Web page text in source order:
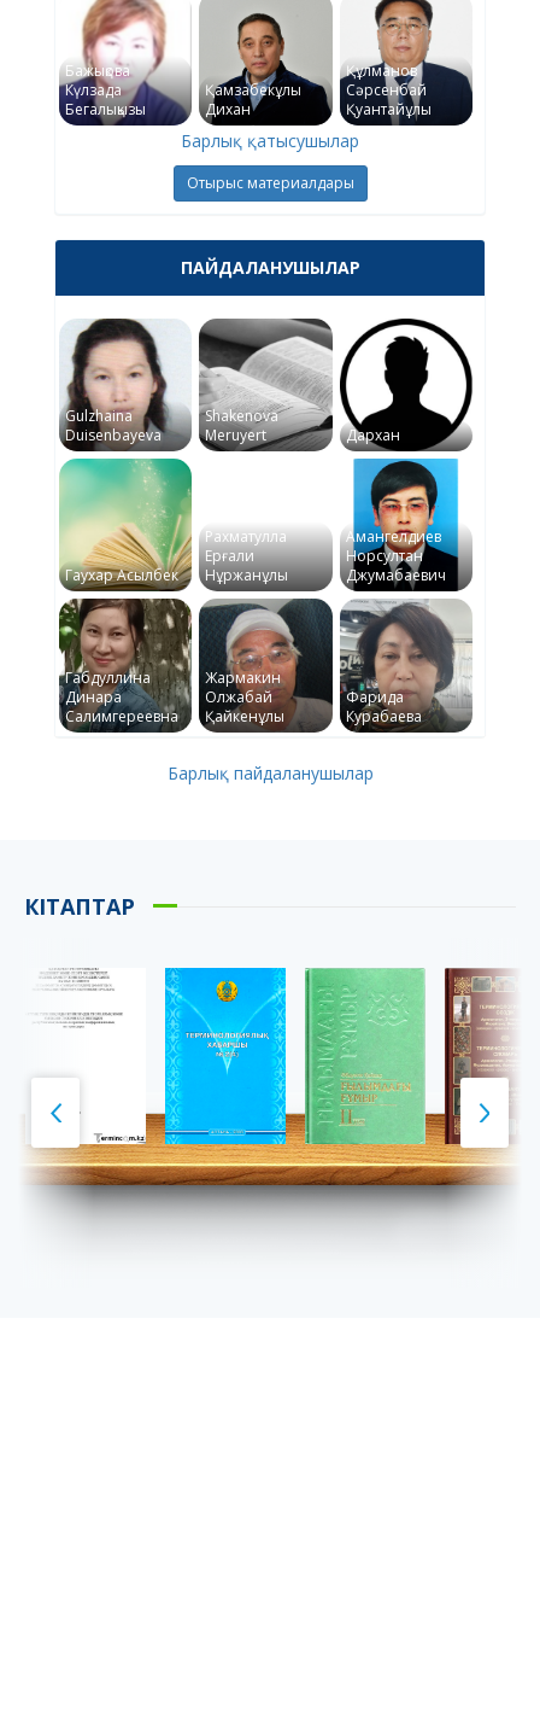
Бажықова
Күлзада
Бегалықызы
Қамзабекұлы
Дихан
Құлманов
Сәрсенбай
Қуантайұлы
Барлық қатысушылар
Отырыс материалдары
ПАЙДАЛАНУШЫЛАР
Gulzhaina
Duisenbayeva
Shakenova
Meruyert
Дархан
Гаухар Асылбек
Рахматулла
Ерғали
Нұржанұлы
Амангелдиев
Норсултан
Джумабаевич
Габдуллина
Динара
Салимгереевна
Жармакин
Олжабай
Қайкенұлы
Фарида
Курабаева
Барлық пайдаланушылар
КІТАПТАР